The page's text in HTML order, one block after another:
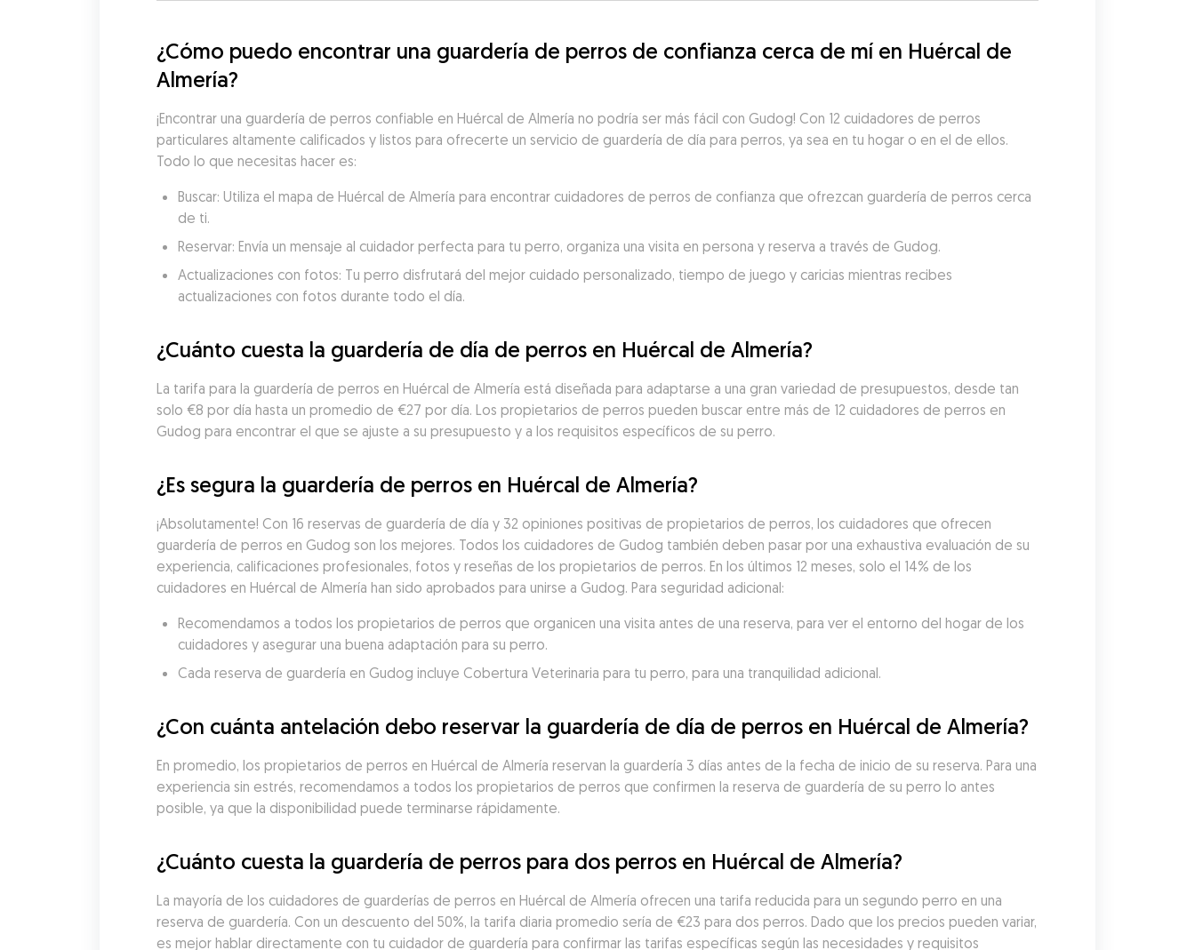
¿Cómo puedo encontrar una guardería de perros de confianza cerca de mí en Huércal de
Almería?
¡Encontrar una guardería de perros confiable en Huércal de Almería no podría ser más fácil con Gudog! Con 12 cuidadores de perros
particulares altamente calificados y listos para ofrecerte un servicio de guardería de día para perros, ya sea en tu hogar o en el de ellos.
Todo lo que necesitas hacer es:
Buscar: Utiliza el mapa de Huércal de Almería para encontrar cuidadores de perros de confianza que ofrezcan guardería de perros cerca
de ti.
Reservar: Envía un mensaje al cuidador perfecta para tu perro, organiza una visita en persona y reserva a través de Gudog.
Actualizaciones con fotos: Tu perro disfrutará del mejor cuidado personalizado, tiempo de juego y caricias mientras recibes
actualizaciones con fotos durante todo el día.
¿Cuánto cuesta la guardería de día de perros en Huércal de Almería?
La tarifa para la guardería de perros en Huércal de Almería está diseñada para adaptarse a una gran variedad de presupuestos, desde tan
solo €8 por día hasta un promedio de €27 por día. Los propietarios de perros pueden buscar entre más de 12 cuidadores de perros en
Gudog para encontrar el que se ajuste a su presupuesto y a los requisitos específicos de su perro.
¿Es segura la guardería de perros en Huércal de Almería?
¡Absolutamente! Con 16 reservas de guardería de día y 32 opiniones positivas de propietarios de perros, los cuidadores que ofrecen
guardería de perros en Gudog son los mejores. Todos los cuidadores de Gudog también deben pasar por una exhaustiva evaluación de su
experiencia, calificaciones profesionales, fotos y reseñas de los propietarios de perros. En los últimos 12 meses, solo el 14% de los
cuidadores en Huércal de Almería han sido aprobados para unirse a Gudog. Para seguridad adicional:
Recomendamos a todos los propietarios de perros que organicen una visita antes de una reserva, para ver el entorno del hogar de los
cuidadores y asegurar una buena adaptación para su perro.
Cada reserva de guardería en Gudog incluye Cobertura Veterinaria para tu perro, para una tranquilidad adicional.
¿Con cuánta antelación debo reservar la guardería de día de perros en Huércal de Almería?
En promedio, los propietarios de perros en Huércal de Almería reservan la guardería 3 días antes de la fecha de inicio de su reserva. Para una
experiencia sin estrés, recomendamos a todos los propietarios de perros que confirmen la reserva de guardería de su perro lo antes
posible, ya que la disponibilidad puede terminarse rápidamente.
¿Cuánto cuesta la guardería de perros para dos perros en Huércal de Almería?
La mayoría de los cuidadores de guarderías de perros en Huércal de Almería ofrecen una tarifa reducida para un segundo perro en una
reserva de guardería. Con un descuento del 50%, la tarifa diaria promedio sería de €23 para dos perros. Dado que los precios pueden variar,
es mejor hablar directamente con tu cuidador de guardería para confirmar las tarifas específicas según las necesidades y requisitos